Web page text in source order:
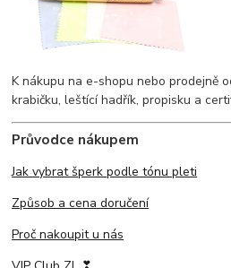
K nákupu na e-shopu nebo prodejně
krabičku, leštící hadřík, propisku a
Průvodce nákupem
Jak vybrat šperk podle tónu pleti
Způsob a cena doručení
Proč nakoupit u nás